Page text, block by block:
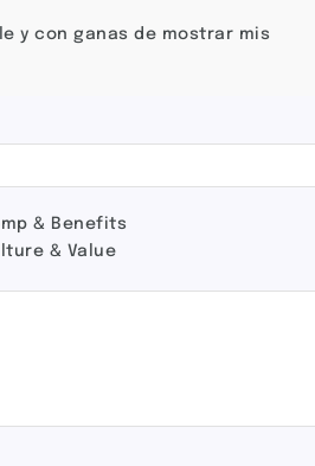
y con ganas de mostrar mis
& Benefits
& Value